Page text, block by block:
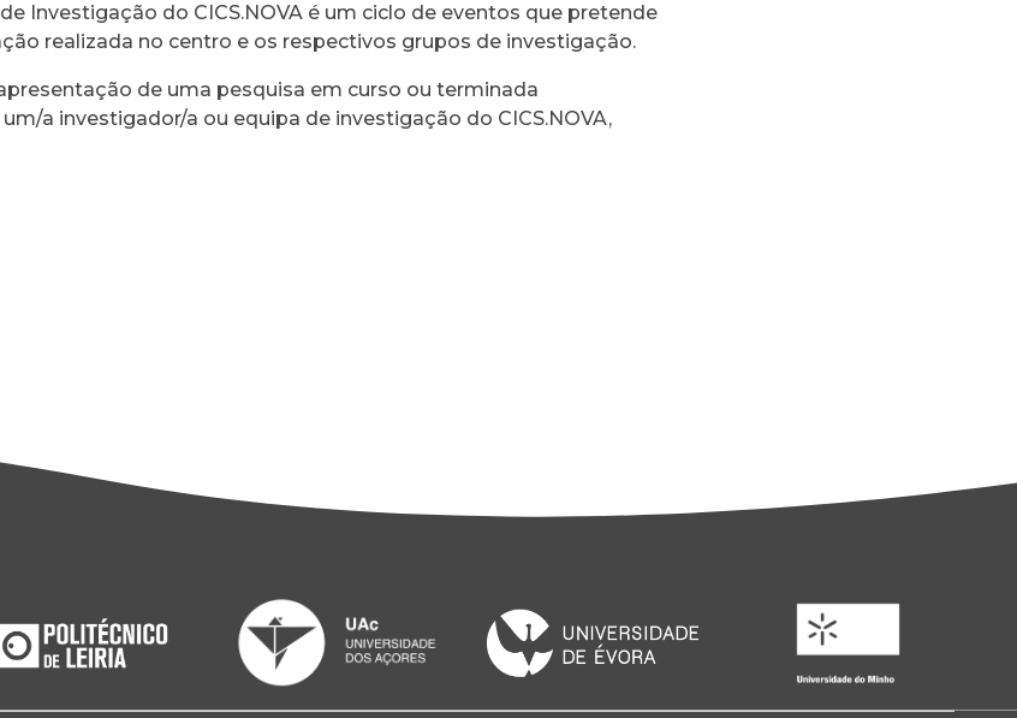
Investigação do CICS.NOVA é um ciclo de eventos que pretende
realizada no centro e os respectivos grupos de investigação.
de uma pesquisa em curso ou terminada
a investigador/a ou equipa de investigação do CICS.NOVA,